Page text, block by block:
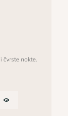
čvrste nokte.